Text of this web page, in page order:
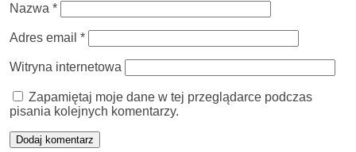
Nazwa *
Adres email *
Witryna internetowa
Zapamiętaj moje dane w tej przeglądarce podczas
pisania kolejnych komentarzy.